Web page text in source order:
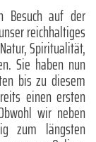
Besuch auf der
reichhaltiges
Spiritualität,
Sie haben nun
bis zu diesem
einen ersten
wir neben
zum längsten